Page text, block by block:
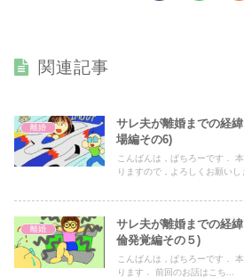
関連記事
離婚
サレ夫が離婚までの経
場編その6)
こんばんは，ぱちろーです．
りますので，よろしくお願いし
離婚
サレ夫が離婚までの経
倫発覚編その５)
こんばんは，ぱちろーです．
ります． 前回のお話はこち...